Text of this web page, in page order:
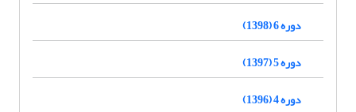
دوره 6 (1398)
دوره 5 (1397)
دوره 4 (1396)